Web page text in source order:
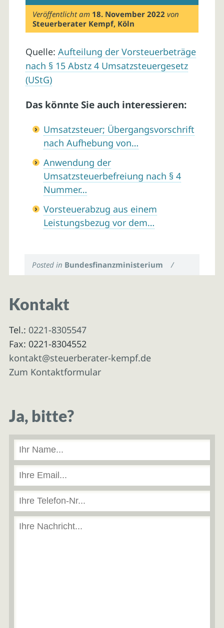
Veröffentlicht am 18. November 2022 von
Steuerberater Kempf, Köln
Quelle: Aufteilung der Vorsteuerbeträge
nach § 15 Abstz 4 Umsatzsteuergesetz
(UStG)
Das könnte Sie auch interessieren:
Umsatzsteuer; Übergangsvorschrift
nach Aufhebung von…
Anwendung der
Umsatzsteuerbefreiung nach § 4
Nummer…
Vorsteuerabzug aus einem
Leistungsbezug vor dem…
Posted in Bundesfinanzministerium /
Kontakt
Tel.: 0221-8305547
Fax: 0221-8304552
kontakt@steuerberater-kempf.de
Zum Kontaktformular
Ja, bitte?